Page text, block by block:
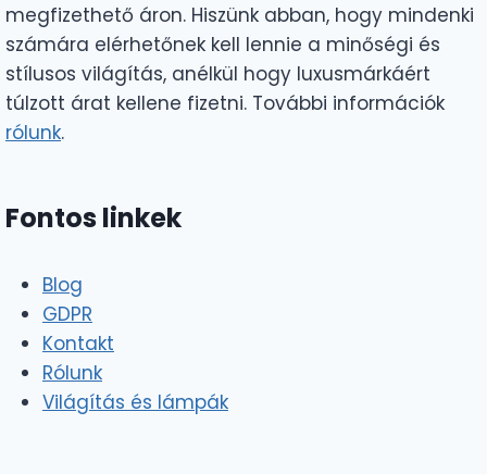
megfizethető áron. Hiszünk abban, hogy mindenki
számára elérhetőnek kell lennie a minőségi és
stílusos világítás, anélkül hogy luxusmárkáért
túlzott árat kellene fizetni. További információk
rólunk.
Fontos linkek
Blog
GDPR
Kontakt
Rólunk
Világítás és lámpák